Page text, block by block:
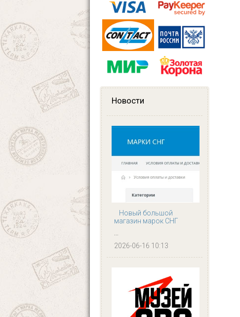
Новости
Новый большой
магазин марок СНГ
...
2026-06-16 10:13